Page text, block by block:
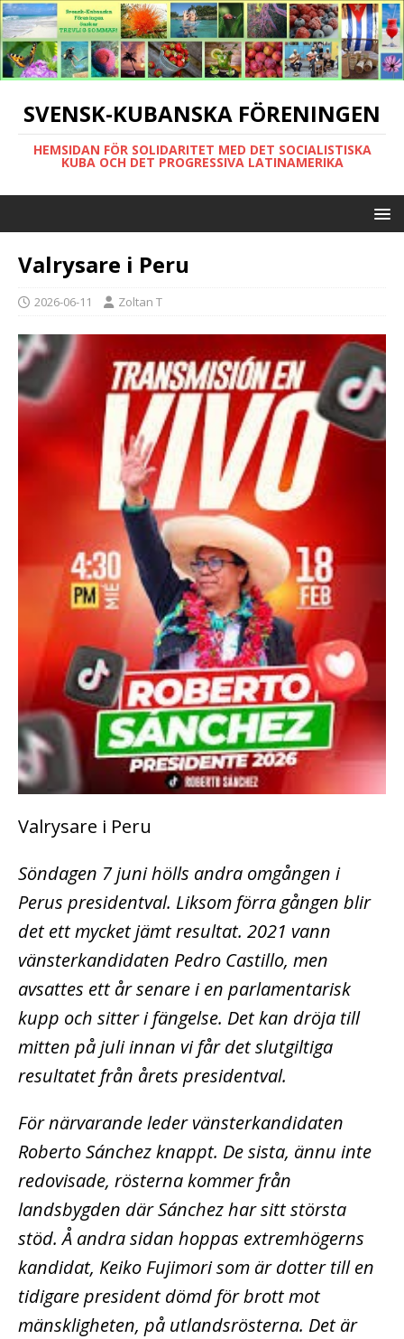
SVENSK-KUBANSKA FÖRENINGEN
HEMSIDAN FÖR SOLIDARITET MED DET SOCIALISTISKA
KUBA OCH DET PROGRESSIVA LATINAMERIKA
Valrysare i Peru
2026-06-11 Zoltan T
Valrysare i Peru
Söndagen 7 juni hölls andra omgången i
Perus presidentval. Liksom förra gången blir
det ett mycket jämt resultat. 2021 vann
vänsterkandidaten Pedro Castillo, men
avsattes ett år senare i en parlamentarisk
kupp och sitter i fängelse. Det kan dröja till
mitten på juli innan vi får det slutgiltiga
resultatet från årets presidentval.
För närvarande leder vänsterkandidaten
Roberto Sánchez knappt. De sista, ännu inte
redovisade, rösterna kommer från
landsbygden där Sánchez har sitt största
stöd. Å andra sidan hoppas extremhögerns
kandidat, Keiko Fujimori som är dotter till en
tidigare president dömd för brott mot
mänskligheten, på utlandsrösterna. Det är